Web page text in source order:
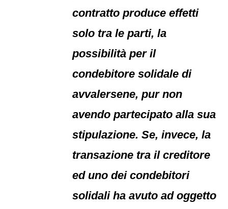
contratto produce effetti
solo tra le parti, la
possibilità per il
condebitore solidale di
avvalersene, pur non
avendo partecipato alla sua
stipulazione. Se, invece, la
transazione tra il creditore
ed uno dei condebitori
solidali ha avuto ad oggetto